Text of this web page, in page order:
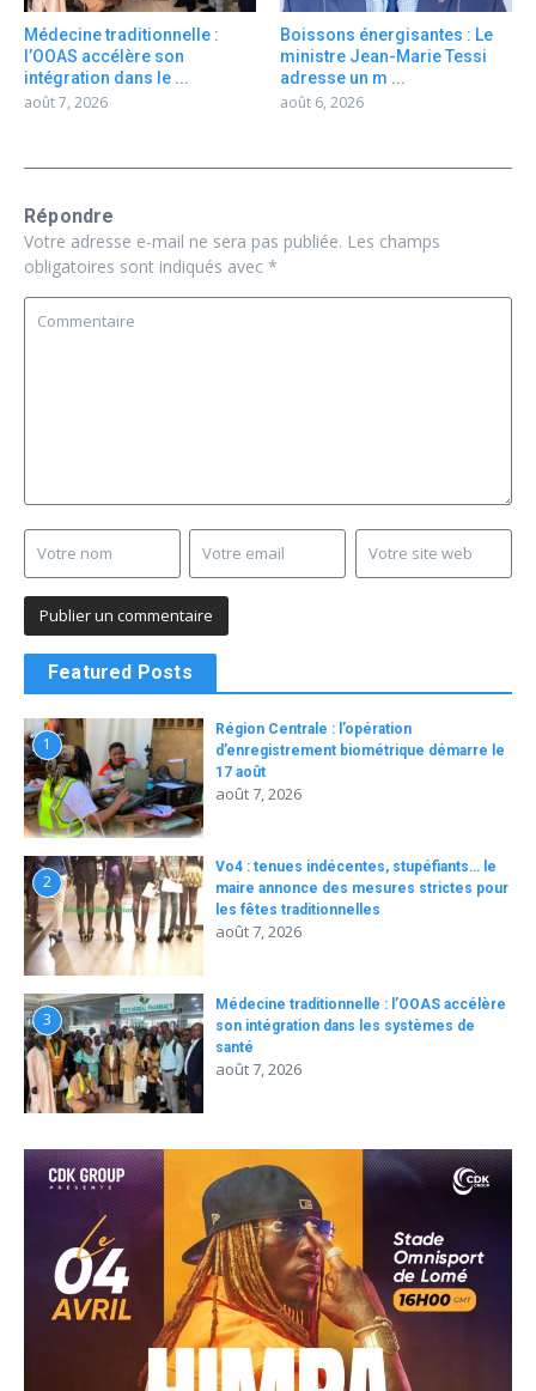
Médecine traditionnelle :
l’OOAS accélère son
intégration dans le ...
août 7, 2026
Boissons énergisantes : Le
ministre Jean-Marie Tessi
adresse un m ...
août 6, 2026
Répondre
Votre adresse e-mail ne sera pas publiée. Les champs
obligatoires sont indiqués avec *
Featured Posts
1
Région Centrale : l’opération
d’enregistrement biométrique démarre le
17 août
août 7, 2026
2
Vo4 : tenues indécentes, stupéfiants… le
maire annonce des mesures strictes pour
les fêtes traditionnelles
août 7, 2026
3
Médecine traditionnelle : l’OOAS accélère
son intégration dans les systèmes de
santé
août 7, 2026